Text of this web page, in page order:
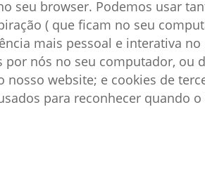
seu browser. Podemos usar
( que ficam no seu
mais pessoal e interativa no
nós no seu computador, ou
website; e cookies de
para reconhecer quando o